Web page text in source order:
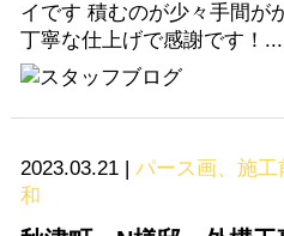
イです 積むのが少々手間が
丁寧な仕上げで感謝です！...
2023.03.21 |パース画、施工
和